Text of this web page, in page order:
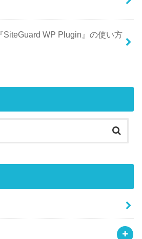
SiteGuard WP Plugin』の使い方